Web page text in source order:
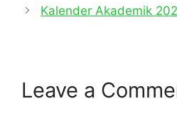
Kalender Akademik
Leave a